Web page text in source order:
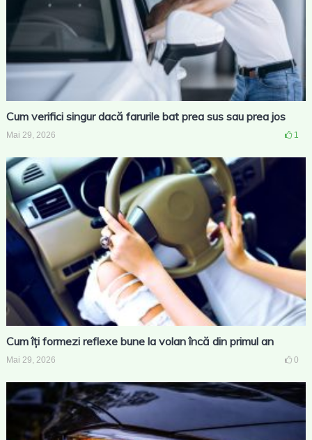
Cum verifici singur dacă farurile bat prea sus sau prea jos
Mai 29, 2026 1
Cum îți formezi reflexe bune la volan încă din primul an
Mai 29, 2026 0